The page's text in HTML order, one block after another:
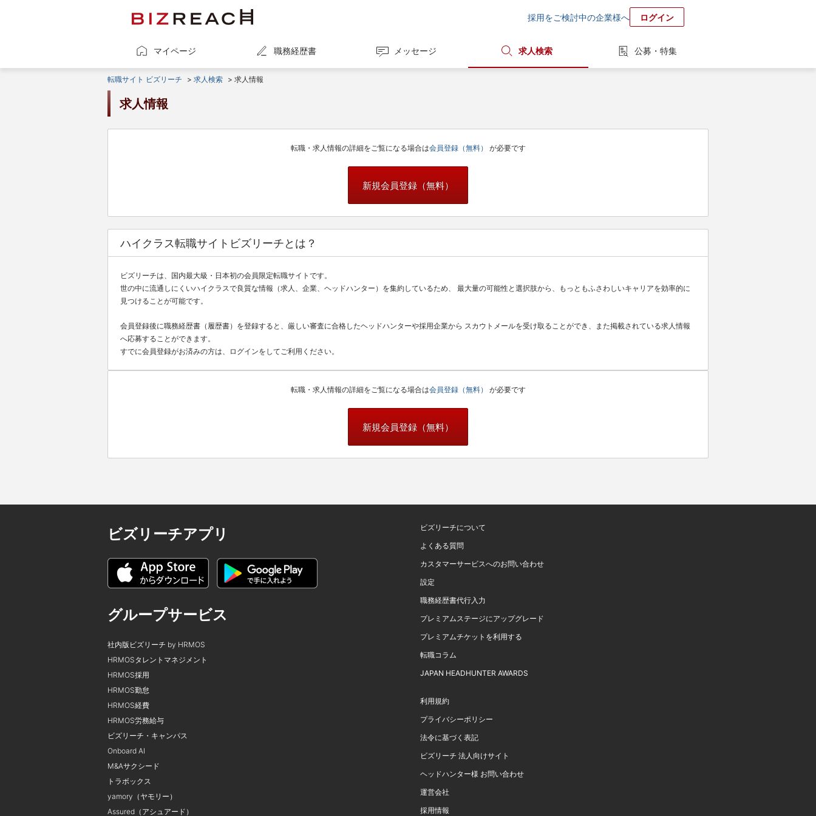
採用をご検討中の企業様へ ログイン
マイページ 職務経歴書 メッセージ 求人検索 公募・特集
転職サイト ビズリーチ > 求人検索 > 求人情報
求人情報
転職・求人情報の詳細をご覧になる場合は会員登録（無料） が必要です
新規会員登録（無料）
ハイクラス転職サイトビズリーチとは？
ビズリーチは、国内最大級・日本初の会員限定転職サイトです。
世の中に流通しにくいハイクラスで良質な情報（求人、企業、ヘッドハンター）を集約しているため、 最大量の可能性と選択肢から、もっともふさわしいキャリアを効率的に
見つけることが可能です。
会員登録後に職務経歴書（履歴書）を登録すると、厳しい審査に合格したヘッドハンターや採用企業から スカウトメールを受け取ることができ、また掲載されている求人情報
へ応募することができます。
すでに会員登録がお済みの方は、ログインをしてご利用ください。
転職・求人情報の詳細をご覧になる場合は会員登録（無料） が必要です
新規会員登録（無料）
ビズリーチアプリ
グループサービス
社内版ビズリーチ by HRMOS
HRMOSタレントマネジメント
HRMOS採用
HRMOS勤怠
HRMOS経費
HRMOS労務給与
ビズリーチ・キャンパス
Onboard AI
M&Aサクシード
トラボックス
yamory（ヤモリー）
Assured（アシュアード）
ビズリーチについて
よくある質問
カスタマーサービスへのお問い合わせ
設定
職務経歴書代行入力
プレミアムステージにアップグレード
プレミアムチケットを利用する
転職コラム
JAPAN HEADHUNTER AWARDS
利用規約
プライバシーポリシー
法令に基づく表記
ビズリーチ 法人向けサイト
ヘッドハンター様 お問い合わせ
運営会社
採用情報